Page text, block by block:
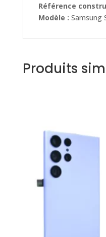
Référence
Modèle : Samsung
Produits